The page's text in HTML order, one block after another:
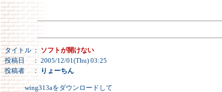
タイトル ： ソフトが開けない
投稿日
： 2005/12/01(Thu) 03:25
投稿者
： りょーちん
wing313aをダウンロードして